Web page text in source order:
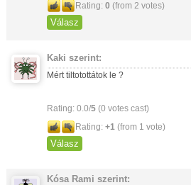
Rating: 0 (from 2 votes)
Válasz
Kaki szerint:
Mért tiltotottátok le ?
Rating: 0.0/5 (0 votes cast)
Rating: +1 (from 1 vote)
Válasz
Kósa Rami szerint: